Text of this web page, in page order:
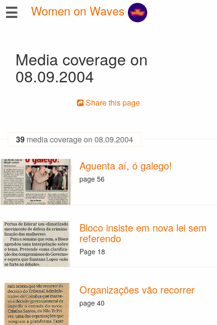
☰
Media coverage on
08.09.2004
Share this page
39 media coverage on 08.09.2004
Aguenta aí, ó galego!
page 56
Bloco insiste em nova lei sem
referendo
Page 18
Organizações vão recorrer
page 40